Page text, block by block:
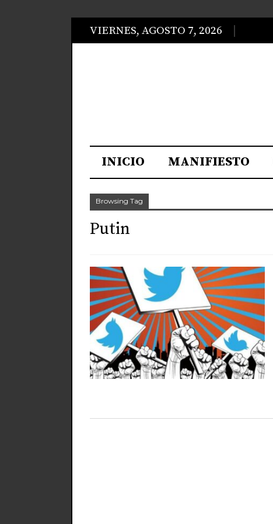
VIERNES, AGOSTO 7, 2026
INICIO MANIFIESTO
Browsing Tag
Putin